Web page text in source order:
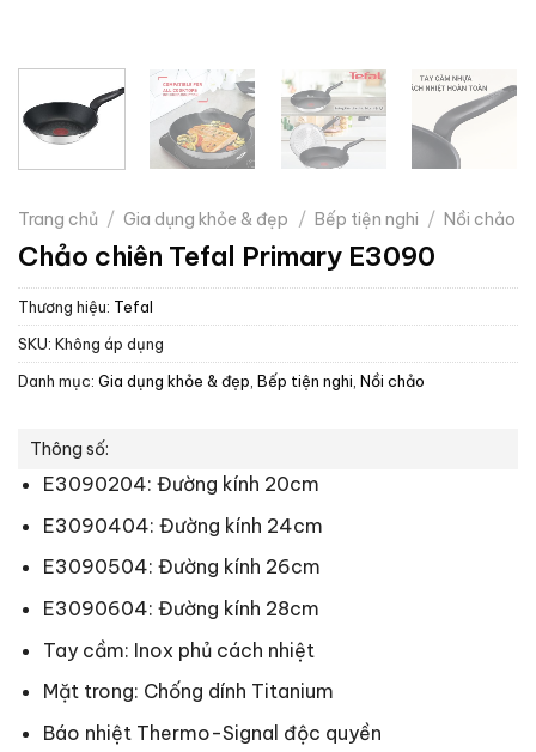
Trang chủ / Gia dụng khỏe & đẹp / Bếp tiện nghi / Nồi chảo
Chảo chiên Tefal Primary E3090
Thương hiệu: Tefal
SKU: Không áp dụng
Danh mục: Gia dụng khỏe & đẹp, Bếp tiện nghi, Nồi chảo
Thông số:
E3090204: Đường kính 20cm
E3090404: Đường kính 24cm
E3090504: Đường kính 26cm
E3090604: Đường kính 28cm
Tay cầm: Inox phủ cách nhiệt
Mặt trong: Chống dính Titanium
Báo nhiệt Thermo-Signal độc quyền